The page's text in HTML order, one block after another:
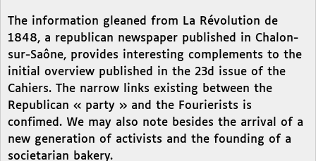
The information gleaned from La Révolution de
1848, a republican newspaper published in Chalon-
sur-Saône, provides interesting complements to the
initial overview published in the 23d issue of the
Cahiers. The narrow links existing between the
Republican « party » and the Fourierists is
confimed. We may also note besides the arrival of a
new generation of activists and the founding of a
societarian bakery.